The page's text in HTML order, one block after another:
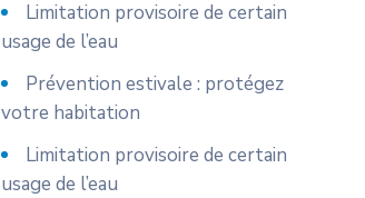
Limitation provisoire de certain
usage de l’eau
Prévention estivale : protégez
votre habitation
Limitation provisoire de certain
usage de l’eau